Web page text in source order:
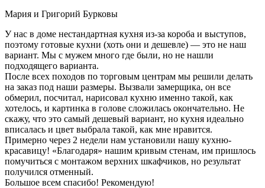
Мария и Григорий Бурковы
У нас в доме нестандартная кухня из-за короба и выступов,
поэтому готовые кухни (хоть они и дешевле) — это не наш
вариант. Мы с мужем много где были, но не нашли
подходящего варианта.
После всех походов по торговым центрам мы решили делать
на заказ под наши размеры. Вызвали замерщика, он все
обмерил, посчитал, нарисовал кухню именно такой, как
хотелось, и картинка в голове сложилась окончательно. Не
скажу, что это самый дешевый вариант, но кухня идеально
вписалась и цвет выбрала такой, как мне нравится.
Примерно через 2 недели нам установили нашу кухню-
красавицу! «Благодаря» нашим кривым стенам, им пришлось
помучиться с монтажом верхних шкафчиков, но результат
получился отменный.
Большое всем спасибо! Рекомендую!